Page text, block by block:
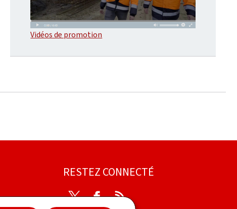
Vidéos de promotion
RESTEZ CONNECTÉ
TwitterFacebook
RSS